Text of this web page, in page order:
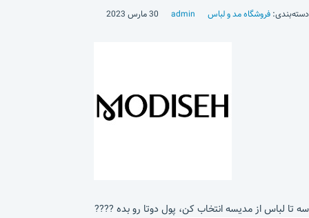
دسته‌بندی: فروشگاه مد و لباس admin 30 مارس 2023
سه تا لباس از مدیسه انتخاب کن، پول دوتا رو بده ????